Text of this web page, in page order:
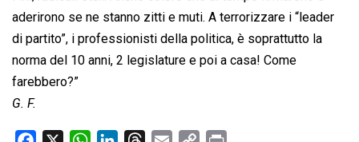
aderirono se ne stanno zitti e muti. A terrorizzare i “leader
di partito”, i professionisti della politica, è soprattutto la
norma del 10 anni, 2 legislature e poi a casa! Come
farebbero?”
G. F.